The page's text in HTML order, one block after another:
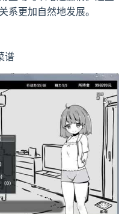
系更加自然地发展。
谱